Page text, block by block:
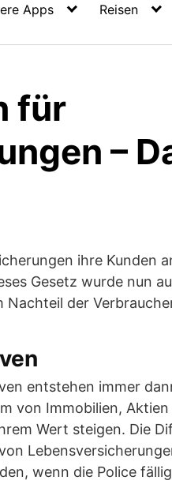
Apps Reisen
für
–
ihre Kunden
Gesetz wurde nun
der
entstehen immer
von Immobilien,
Wert steigen. Die
wenn die Police